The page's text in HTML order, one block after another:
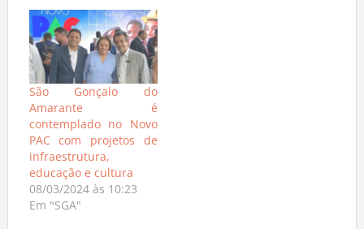
São Gonçalo do
Amarante é
contemplado no Novo
PAC com projetos de
infraestrutura,
educação e cultura
08/03/2024 às 10:23
Em "SGA"